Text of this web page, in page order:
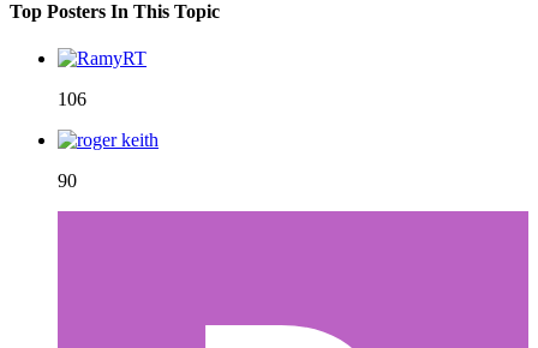
Top Posters In This Topic
106
90